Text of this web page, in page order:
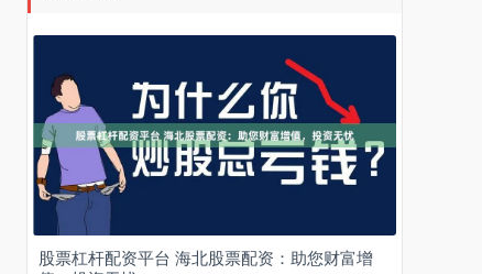
股票杠杆配资平台 海北股票配资：助您财富增